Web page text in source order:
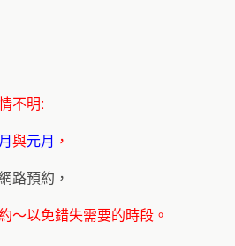
不明:
與元月 ，
路預約，
～以免錯失需要的時段。